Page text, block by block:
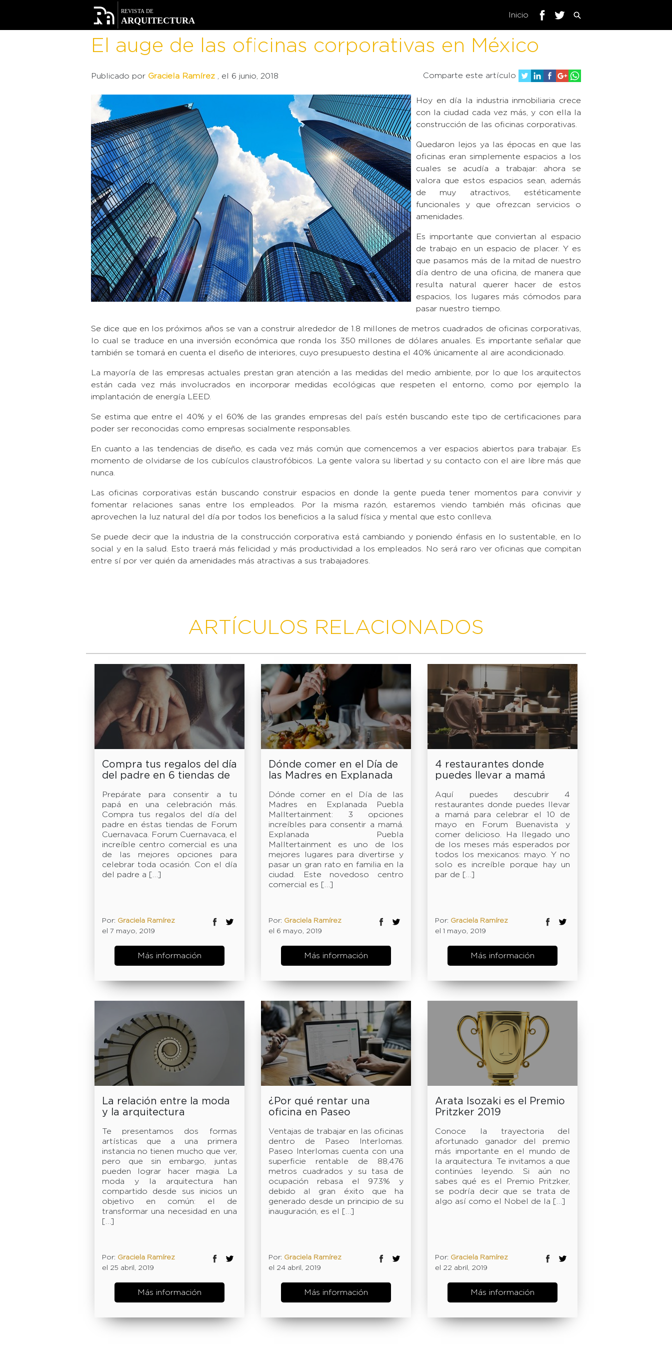
Inicio
El auge de las oficinas corporativas en México
Publicado por Graciela Ramírez , el 6 junio, 2018 Comparte este artículo
Hoy en día la industria inmobiliaria crece
con la ciudad cada vez más, y con ella la
construcción de las oficinas corporativas.
Quedaron lejos ya las épocas en que las
oficinas eran simplemente espacios a los
cuales se acudía a trabajar: ahora se
valora que estos espacios sean, además
de muy atractivos, estéticamente
funcionales y que ofrezcan servicios o
amenidades.
Es importante que conviertan al espacio
de trabajo en un espacio de placer. Y es
que pasamos más de la mitad de nuestro
día dentro de una oficina, de manera que
resulta natural querer hacer de estos
espacios, los lugares más cómodos para
pasar nuestro tiempo.
Se dice que en los próximos años se van a construir alrededor de 1.8 millones de metros cuadrados de oficinas corporativas,
lo cual se traduce en una inversión económica que ronda los 350 millones de dólares anuales. Es importante señalar que
también se tomará en cuenta el diseño de interiores, cuyo presupuesto destina el 40% únicamente al aire acondicionado.
La mayoría de las empresas actuales prestan gran atención a las medidas del medio ambiente, por lo que los arquitectos
están cada vez más involucrados en incorporar medidas ecológicas que respeten el entorno, como por ejemplo la
implantación de energía LEED.
Se estima que entre el 40% y el 60% de las grandes empresas del país estén buscando este tipo de certificaciones para
poder ser reconocidas como empresas socialmente responsables.
En cuanto a las tendencias de diseño, es cada vez más común que comencemos a ver espacios abiertos para trabajar. Es
momento de olvidarse de los cubículos claustrofóbicos. La gente valora su libertad y su contacto con el aire libre más que
nunca.
Las oficinas corporativas están buscando construir espacios en donde la gente pueda tener momentos para convivir y
fomentar relaciones sanas entre los empleados. Por la misma razón, estaremos viendo también más oficinas que
aprovechen la luz natural del día por todos los beneficios a la salud física y mental que esto conlleva.
Se puede decir que la industria de la construcción corporativa está cambiando y poniendo énfasis en lo sustentable, en lo
social y en la salud. Esto traerá más felicidad y más productividad a los empleados. No será raro ver oficinas que compitan
entre sí por ver quién da amenidades más atractivas a sus trabajadores.
ARTÍCULOS RELACIONADOS
Compra tus regalos del día
del padre en 6 tiendas de
Prepárate para consentir a tu
papá en una celebración más.
Compra tus regalos del día del
padre en éstas tiendas de Forum
Cuernavaca. Forum Cuernavaca, el
increíble centro comercial es una
de las mejores opciones para
celebrar toda ocasión. Con el día
del padre a […]
Por: Graciela Ramírez
el 7 mayo, 2019
Más información
Dónde comer en el Día de
las Madres en Explanada
Dónde comer en el Día de las
Madres en Explanada Puebla
Malltertainment: 3 opciones
increíbles para consentir a mamá.
Explanada Puebla
Malltertainment es uno de los
mejores lugares para divertirse y
pasar un gran rato en familia en la
ciudad. Este novedoso centro
comercial es […]
Por: Graciela Ramírez
el 6 mayo, 2019
Más información
4 restaurantes donde
puedes llevar a mamá
mayo Forum Buenavista
Aquí puedes descubrir 4
restaurantes donde puedes llevar
a mamá para celebrar el 10 de
mayo en Forum Buenavista y
comer delicioso. Ha llegado uno
de los meses más esperados por
todos los mexicanos: mayo. Y no
solo es increíble porque hay un
par de […]
Por: Graciela Ramírez
el 1 mayo, 2019
Más información
La relación entre la moda
y la arquitectura
Te presentamos dos formas
artísticas que a una primera
instancia no tienen mucho que ver,
pero que sin embargo, juntas
pueden lograr hacer magia. La
moda y la arquitectura han
compartido desde sus inicios un
objetivo en común: el de
transformar una necesidad en una
[…]
Por: Graciela Ramírez
el 25 abril, 2019
Más información
¿Por qué rentar una
oficina en Paseo
Ventajas de trabajar en las oficinas
dentro de Paseo Interlomas.
Paseo Interlomas cuenta con una
superficie rentable de 88,476
metros cuadrados y su tasa de
ocupación rebasa el 97.3% y
debido al gran éxito que ha
generado desde un principio de su
inauguración, es el […]
Por: Graciela Ramírez
el 24 abril, 2019
Más información
Arata Isozaki es el Premio
Pritzker 2019
Conoce la trayectoria del
afortunado ganador del premio
más importante en el mundo de
la arquitectura. Te invitamos a que
continúes leyendo. Si aún no
sabes qué es el Premio Pritzker,
se podría decir que se trata de
algo así como el Nobel de la […]
Por: Graciela Ramírez
el 22 abril, 2019
Más información